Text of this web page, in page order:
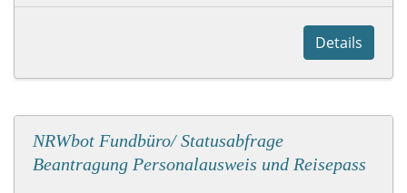
Details
NRWbot Fundbüro/ Statusabfrage
Beantragung Personalausweis und Reisepass